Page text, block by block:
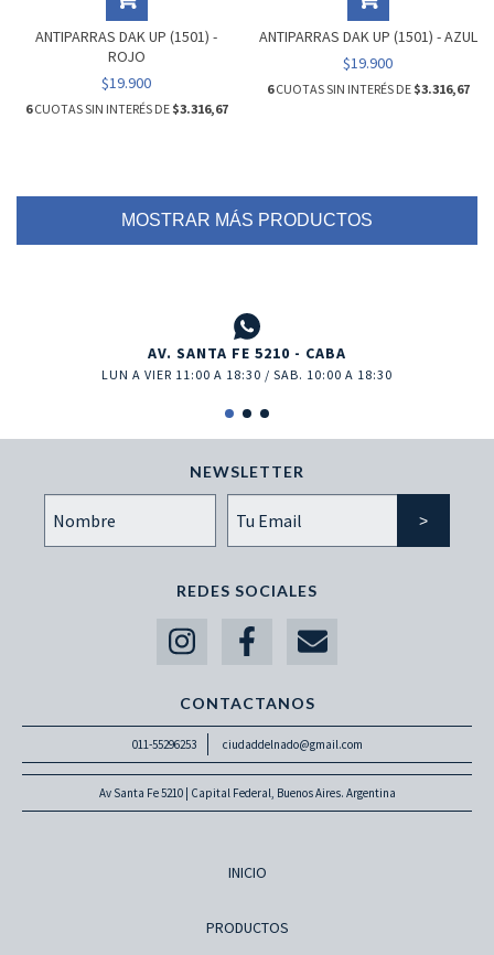
ANTIPARRAS DAK UP (1501) -
ROJO
$19.900
6CUOTAS SIN INTERÉS DE $3.316,67
ANTIPARRAS DAK UP (1501) - AZUL
$19.900
6CUOTAS SIN INTERÉS DE $3.316,67
MOSTRAR MÁS PRODUCTOS
AV. SANTA FE 5210 - CABA
LUN A VIER 11:00 A 18:30 / SAB. 10:00 A 18:30
NEWSLETTER
REDES SOCIALES
CONTACTANOS
011-55296253 ciudaddelnado@gmail.com
Av Santa Fe 5210 | Capital Federal, Buenos Aires. Argentina
INICIO
PRODUCTOS